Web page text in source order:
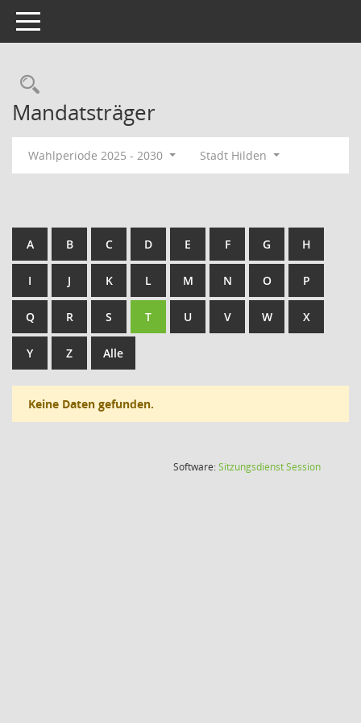
Toggle navigation
Rechercheauswahl
Mandatsträger
Wahlperiode 2025 - 2030 Stadt Hilden
A B C D E F G H
I J K L M N O P
Q R S T U V W X
Y Z Alle
Keine Daten gefunden.
Software:SitzungsdienstSession(Wird in